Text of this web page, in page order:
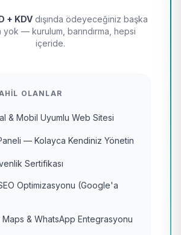
+ KDV dışında ödeyeceğiniz başka
yok — kurulum, barındırma, hepsi
içeride.
OLANLAR
& Mobil Uyumlu Web Sitesi
— Kolayca Kendiniz Yönetin
Sertifikası
Optimizasyonu (Google'a
& WhatsApp Entegrasyonu